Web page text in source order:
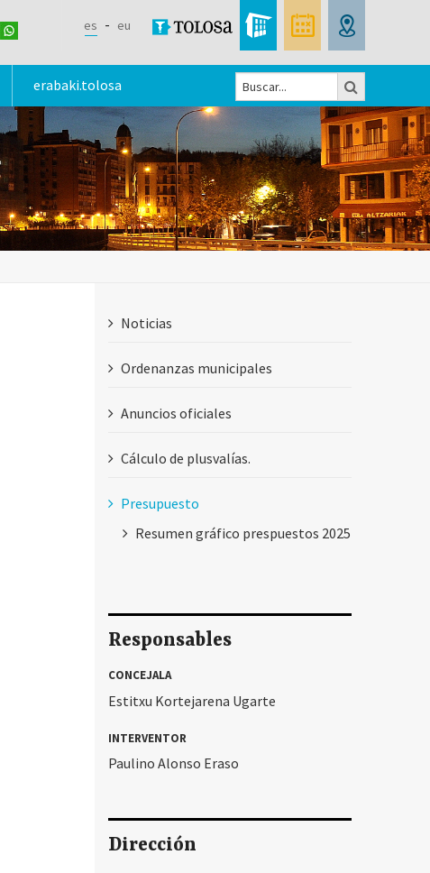
es eu
Formulario
de
búsqueda
erabaki.tolosa
Noticias
Ordenanzas municipales
Anuncios oficiales
Cálculo de plusvalías.
Presupuesto
Resumen gráfico prespuestos 2025
Responsables
CONCEJALA
Estitxu Kortejarena Ugarte
INTERVENTOR
Paulino Alonso Eraso
Dirección